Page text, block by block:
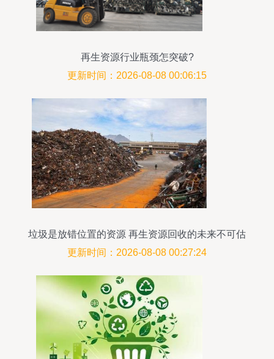
再生资源行业瓶颈怎突破?
更新时间：2026-08-08 00:06:15
垃圾是放错位置的资源 再生资源回收的未来不可估
量
更新时间：2026-08-08 00:27:24